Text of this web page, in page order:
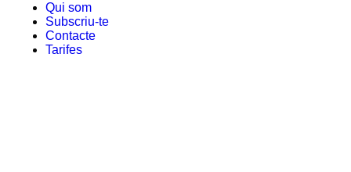
Qui som
Subscriu-te
Contacte
Tarifes